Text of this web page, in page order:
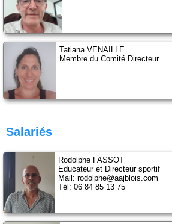
Tatiana VENAILLE
Membre du Comité Directeur
Salariés
Rodolphe FASSOT
Educateur et Directeur sportif
Mail: rodolphe@aajblois.com
Tél: 06 84 85 13 75